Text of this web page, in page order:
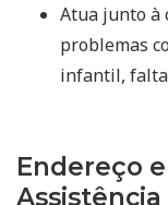
Atua junto à
problemas
infantil,
Endereço